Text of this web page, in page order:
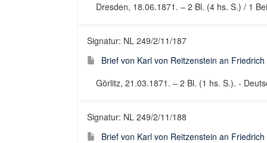
Dresden, 18.06.1871. – 2 Bl. (4 hs. S.) / 1
Signatur: NL 249/2/11/187
Brief von Karl von Reitzenstein an
Görlitz, 21.03.1871. – 2 Bl. (1 hs. S.). -
Signatur: NL 249/2/11/188
Brief von Karl von Reitzenstein an